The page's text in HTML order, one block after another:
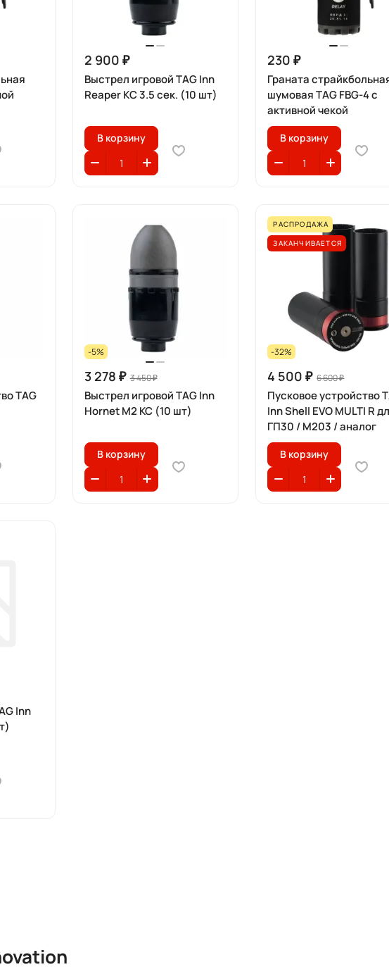
2 900 ₽
Выстрел игровой TAG Inn
Reaper KC 3.5 сек. (10 шт)
В корзину
230 ₽
Граната
шумовая TAG FBG-4 с
активной чекой
В корзину
TAG
-5%
3 278 ₽ 3 450 ₽
Выстрел игровой TAG Inn
Hornet M2 КС (10 шт)
В корзину
РАСПРОДАЖА
ЗАКАНЧИВАЕТСЯ
-32%
4 500 ₽ 6 600 ₽
Пусковое устройство
Inn Shell EVO MULTI R
ГП30 / M203 / аналог
В корзину
Inn